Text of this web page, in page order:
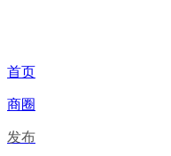
首页
商圈
发布